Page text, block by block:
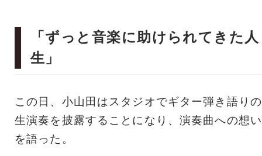
「ずっと音楽に助けられてきた人
生」
この日、小山田はスタジオでギター弾き語りの
生演奏を披露することになり、演奏曲への想い
を語った。